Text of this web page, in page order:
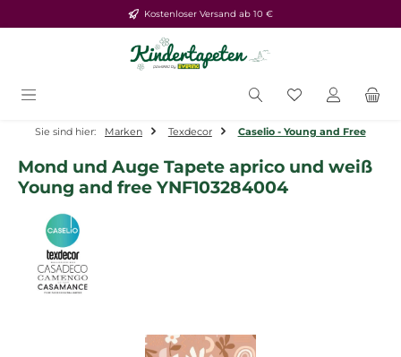
Zum Hauptinhalt springenKostenloser Versand ab 10 €
Du hast 0
Sie sind hier: Marken Texdecor Caselio - Young and Free
Mond und Auge Tapete aprico und weiß
Young and free YNF103284004
Bildergalerie überspringen